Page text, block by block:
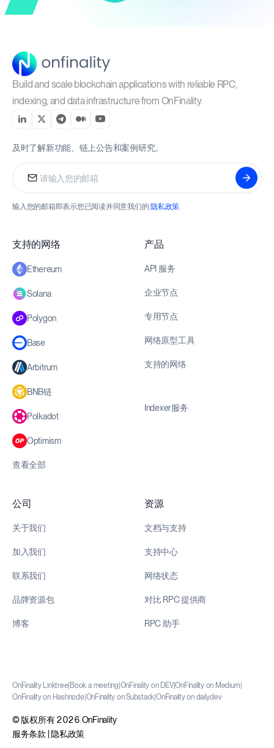
Build and scale blockchain applications with reliable RPC,
indexing, and data infrastructure from OnFinality.
及时了解新功能、链上公告和案例研究。
输入您的邮箱即表示您已阅读并同意我们的 隐私政策.
支持的网络
Ethereum
Solana
Polygon
Base
Arbitrum
BNB链
Polkadot
Optimism
查看全部
产品
API 服务
企业节点
专用节点
网络原型工具
支持的网络
Indexer服务
公司
关于我们
加入我们
联系我们
品牌资源包
博客
资源
文档与支持
支持中心
网络状态
对比 RPC 提供商
RPC 助手
OnFinality Linktree Book a meeting OnFinality on DEV|OnFinality on Medium
OnFinality on Hashnode OnFinality on Substack OnFinality on daily.dev
© 版权所有 2026 OnFinality
服务条款
隐私政策